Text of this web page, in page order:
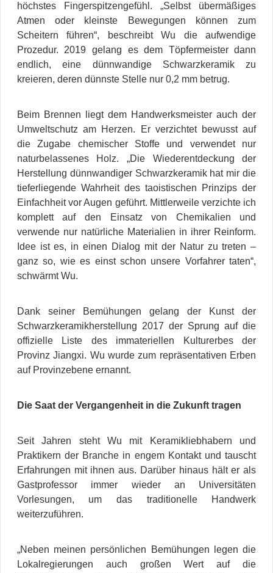
höchstes Fingerspitzengefühl. „Selbst übermäßiges
Atmen oder kleinste Bewegungen können zum
Scheitern führen“, beschreibt Wu die aufwendige
Prozedur.
2019 gelang es dem Töpfermeister dann
endlich, eine dünnwandige Schwarzkeramik zu
kreieren, deren dünnste Stelle nur 0,2 mm betrug.
Beim Brennen liegt dem Handwerksmeister auch der
Umweltschutz am Herzen. Er verzichtet bewusst auf
die Zugabe chemischer Stoffe und verwendet nur
naturbelassenes Holz. „Die Wiederentdeckung der
Herstellung dünnwandiger Schwarzkeramik hat mir die
tieferliegende Wahrheit des taoistischen Prinzips der
Einfachheit vor Augen geführt. Mittlerweile verzichte ich
komplett auf den Einsatz von Chemikalien und
verwende nur natürliche Materialien in ihrer Reinform.
Idee ist es, in einen Dialog mit der Natur zu treten –
ganz so, wie es einst schon unsere Vorfahrer taten“,
schwärmt Wu.
Dank seiner Bemühungen gelang der Kunst der
Schwarzkeramikherstellung 2017 der Sprung auf die
offizielle Liste des immateriellen Kulturerbes der
Provinz Jiangxi. Wu wurde zum repräsentativen Erben
auf Provinzebene ernannt.
Die Saat der Vergangenheit in die Zukunft tragen
Seit Jahren steht Wu mit Keramikliebhabern und
Praktikern der Branche in engem Kontakt und tauscht
Erfahrungen mit ihnen aus. Darüber hinaus hält er als
Gastprofessor immer wieder an Universitäten
Vorlesungen, um das traditionelle Handwerk
weiterzuführen.
„Neben meinen persönlichen Bemühungen legen die
Lokalregierungen auch großen Wert auf die